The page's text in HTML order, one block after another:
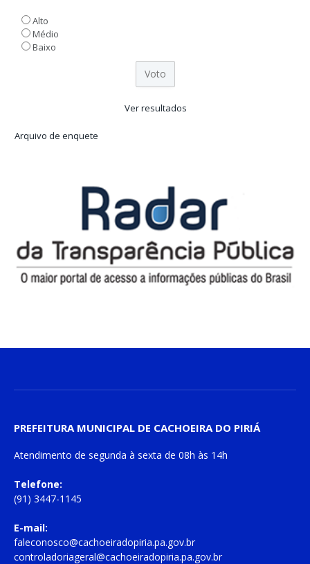
Alto
Médio
Baixo
Ver resultados
Arquivo de enquete
PREFEITURA MUNICIPAL DE CACHOEIRA DO PIRIÁ
Atendimento de segunda à sexta de 08h às 14h
Telefone:
(91) 3447-1145
E-mail:
faleconosco@cachoeiradopiria.pa.gov.br
controladoriageral@cachoeiradopiria.pa.gov.br